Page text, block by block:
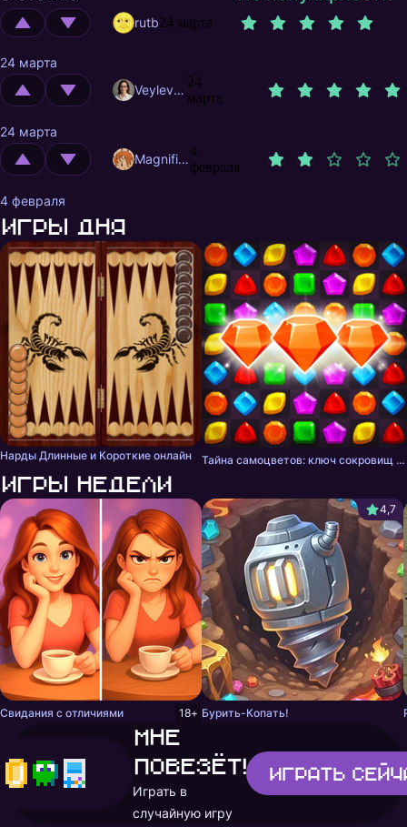
rutb24 марта
24 марта
Veylevas
24
марта
24 марта
MagnificentMrFox
4
февраля
4 февраля
Игры дня
Нарды Длинные и Короткие онлайн Тайна самоцветов: ключ сокровищ - три в ряд
Игры недели
Свидания с отличиями 18+
4,7
Бурить-Копать!
Мне
повезёт!
Играть в
случайную игру
Играть